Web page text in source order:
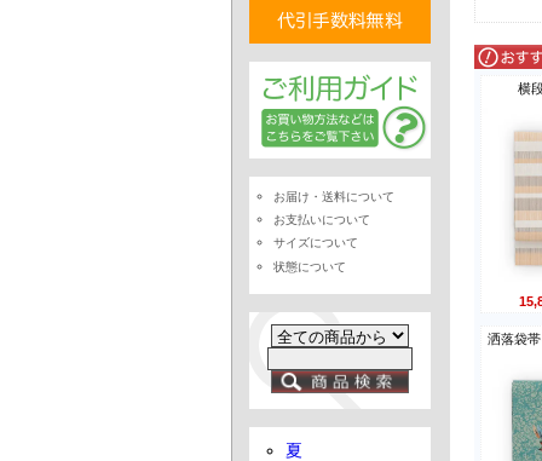
横
お届け・送料について
お支払いについて
サイズについて
状態について
夏